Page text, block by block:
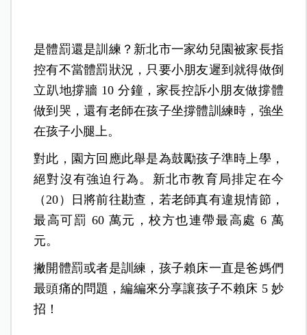
是體罰還是訓練？新北市一家幼兒園被家長指
控有不當體罰狀況，只要小朋友遲到就得做倒
立趴地撐牆 10 分鐘，家長控訴小朋友做撐體
做到哭，還有老師在孩子坐撐體訓練時，強坐
在孩子小腿上。
對此，園方回應此舉是為鼓勵孩子準時上學，
絕對沒有強迫行為。新北市教育局排定在今
（20）日將前往勘查，若老師真有違規情節，
最高可罰 60 萬元，校方也連帶最高處 6 萬
元。
撇開體罰或者是訓練，孩子賴床一直是爸媽們
最頭痛的問題，編編來分享讓孩子不賴床 5 妙
招！